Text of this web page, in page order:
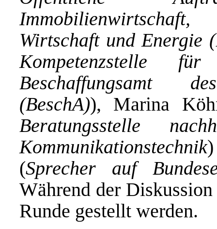
Wirtschaft und Energie
Kompetenzstelle
Beschaffungsamt
(BeschA)), Marina
Beratungsstelle
Kommunikationstechnik
(Sprecher auf
Während der
Runde gestellt werden.